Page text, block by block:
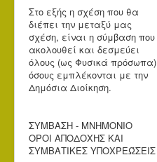
Στο εξής η σχέση που θα
διέπει την μεταξύ μας
σχέση, είναι η σύμβαση που
ακολουθεί και δεσμεύει
όλους (ως Φυσικά πρόσωπα)
όσους εμπλέκονται με την
Δημόσια Διοίκηση.
ΣΥΜΒΑΣΗ - ΜΝΗΜΟΝΙΟ
ΟΡΟΙ ΑΠΟΔΟΧΗΣ ΚΑΙ
ΣΥΜΒΑΤΙΚΕΣ ΥΠΟΧΡΕΏΣΕΙΣ